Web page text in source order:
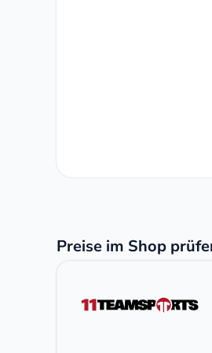
Preise im Shop